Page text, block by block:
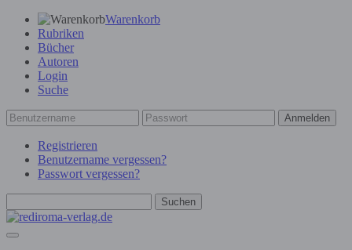
Warenkorb
Rubriken
Bücher
Autoren
Login
Suche
Anmelden
Registrieren
Benutzername vergessen?
Passwort vergessen?
Suchen